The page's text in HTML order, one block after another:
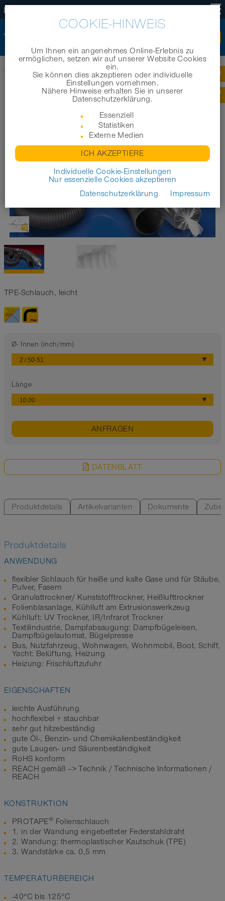
Industrieschläuche/ Technische Schläuche
PROTAPE® TPE 320 (XLD)
TPE 320 (XLD)
TPE-Schlauch, leicht
Ø- Innen (inch/mm)
Länge
ANFRAGEN
DATENBLATT
Produktdetails Artikelvarianten Dokumente
Produktdetails
ANWENDUNG
flexibler Schlauch für heiße und kalte Gase und für Stäube,
Pulver, Fasern
Granulattrockner/ Kunststofftrockner, Heißlufttrockner
Folienblasanlage, Kühlluft am Extrusionswerkzeug
Kühlluft: UV Trockner, IR/Infrarot Trockner
Textilindustrie, Dampfabsaugung: Dampfbügeleisen,
Dampfbügelautomat, Bügelpresse
Bus, Nutzfahrzeug, Wohnwagen, Wohnmobil, Boot, Schiff,
Yacht: Belüftung, Heizung
Heizung: Frischluftzufuhr
EIGENSCHAFTEN
leichte Ausführung
hochflexibel + stauchbar
sehr gut hitzebeständig
gute Öl-, Benzin- und Chemikalienbeständigkeit
gute Laugen- und Säurenbeständigkeit
RoHS konform
REACH gemäß --> Technik / Technische Informationen /
REACH
KONSTRUKTION
PROTAPE® Folienschlauch
1. in der Wandung eingebetteter Federstahldraht
2. Wandung: thermoplastischer Kautschuk (TPE)
3. Wandstärke ca. 0,5 mm
TEMPERATURBEREICH
-40°C bis 125°C
COOKIE-HINWEIS
Um Ihnen ein angenehmes Online-Erlebnis zu
ermöglichen, setzen wir auf unserer Website Cookies
ein.
Sie können dies akzeptieren oder individuelle
Einstellungen vornehmen.
Nähere Hinweise erhalten Sie in unserer
Datenschutzerklärung.
Essenziell
Statistiken
Externe Medien
ICH AKZEPTIERE
Individuelle Cookie-Einstellungen
Nur essenzielle Cookies akzeptieren
Datenschutzerklärung
Impressum